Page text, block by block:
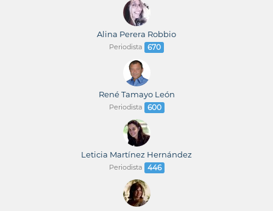
Alina Perera Robbio
Periodista 670
René Tamayo León
Periodista 600
Leticia Martínez Hernández
Periodista 446